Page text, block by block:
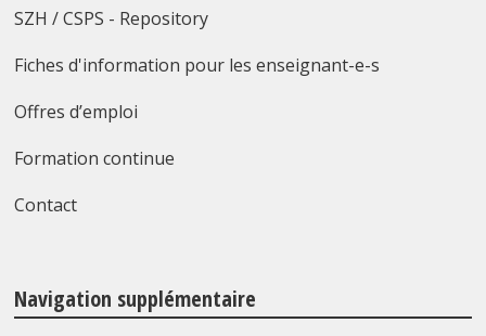
SZH / CSPS - Repository
Fiches d'information pour les enseignant-e-s
Offres d’emploi
Formation continue
Contact
Navigation supplémentaire